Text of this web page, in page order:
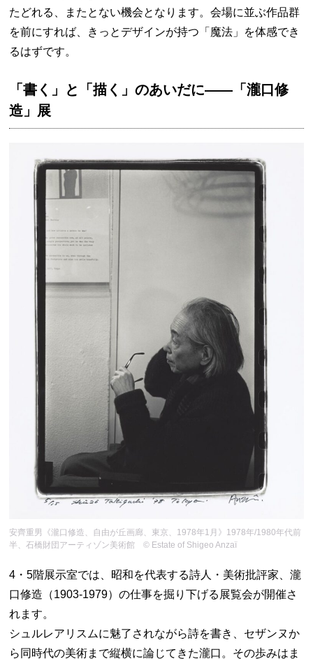
たどれる、またとない機会となります。会場に並ぶ作品群
を前にすれば、きっとデザインが持つ「魔法」を体感でき
るはずです。
「書く」と「描く」のあいだに——「瀧口修
造」展
安齊重男《瀧口修造、自由が丘画廊、東京、1978年1月》1978年/1980年代前
半、石橋財団アーティゾン美術館 © Estate of Shigeo Anzaï
4・5階展示室では、昭和を代表する詩人・美術批評家、瀧
口修造（1903-1979）の仕事を掘り下げる展覧会が開催さ
れます。
シュルレアリスムに魅了されながら詩を書き、セザンヌか
ら同時代の美術まで縦横に論じてきた瀧口。その歩みはま